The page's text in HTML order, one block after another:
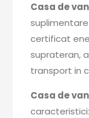
Casa de
certificat
suprateran,
transport in
Casa de